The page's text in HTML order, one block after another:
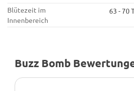
Blütezeit im
Innenbereich
63 - 70
Buzz Bomb